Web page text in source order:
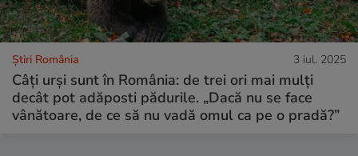
Știri România 3 iul. 2025
Câți urși sunt în România: de trei ori mai mulți
decât pot adăposti pădurile. „Dacă nu se face
vânătoare, de ce să nu vadă omul ca pe o pradă?”